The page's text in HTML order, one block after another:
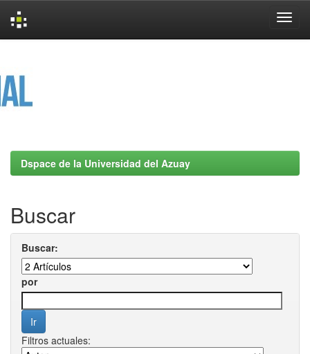
Dspace de la Universidad del Azuay
Buscar
Buscar:
por
Filtros actuales: